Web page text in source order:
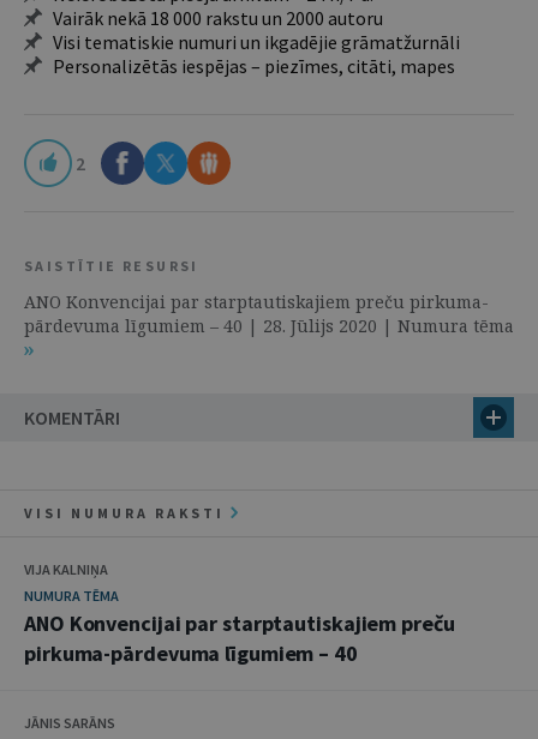
Vairāk nekā 18 000 rakstu un 2000 autoru
Visi tematiskie numuri un ikgadējie grāmatžurnāli
Personalizētās iespējas – piezīmes, citāti, mapes
2
SAISTĪTIE RESURSI
ANO Konvencijai par starptautiskajiem preču pirkuma-
pārdevuma līgumiem – 40 | 28. Jūlijs 2020 | Numura tēma
KOMENTĀRI
VISI NUMURA RAKSTI
VIJA KALNIŅA
NUMURA TĒMA
ANO Konvencijai par starptautiskajiem preču
pirkuma-pārdevuma līgumiem – 40
JĀNIS SARĀNS